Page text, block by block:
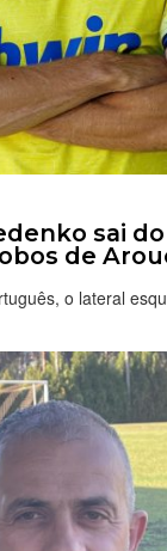
sai
de
o lateral